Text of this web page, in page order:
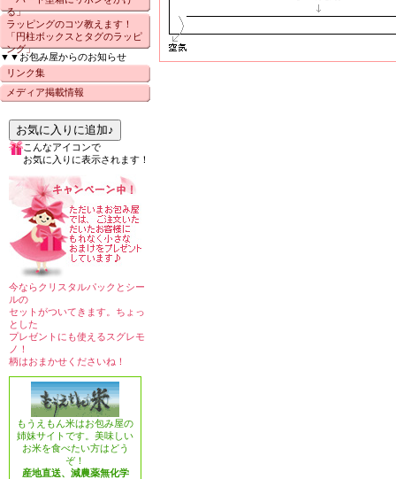
る」
ラッピングのコツ教えます！
「円柱ボックスとタグのラッピ
ング」
▼▼お包み屋からのお知らせ
リンク集
メディア掲載情報
お気に入りに追加♪
こんなアイコンで
お気に入りに表示されます！
今ならクリスタルパックとシー
ルの
セットがついてきます。ちょっ
とした
プレゼントにも使えるスグレモ
ノ！
柄はおまかせくださいね！
もうえもん米はお包み屋の
姉妹サイトです。美味しい
お米を食べたい方はどう
ぞ！
産地直送、減農薬無化学